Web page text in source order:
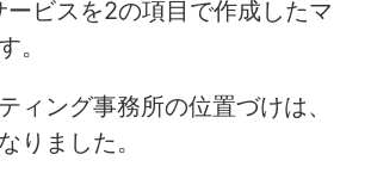
ービスを2の項目で作成したマ
。
ィング事務所の位置づけは、
りました。